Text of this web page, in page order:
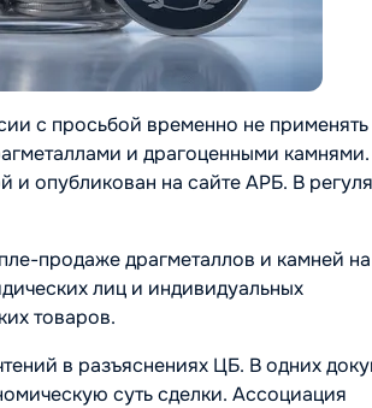
с просьбой временно не применять
и драгоценными камнями.
и опубликован на сайте АРБ. В
продаже драгметаллов и камней
лиц и индивидуальных
товаров.
в разъяснениях ЦБ. В одних
суть сделки. Ассоциация